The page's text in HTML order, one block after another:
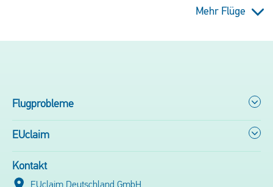
Mehr Flüge
Flugprobleme
EUclaim
Kontakt